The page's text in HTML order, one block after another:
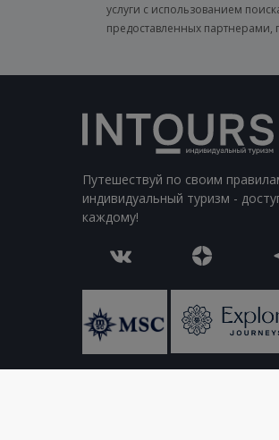
услуги с использованием
предоставленных партнерами,
Путешествуй по своим
индивидуальный туризм -
каждому!